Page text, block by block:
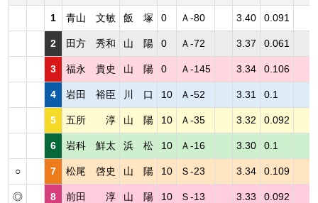
1 青山 文敏 飯 塚 0 Ａ-80 3.40 0.091
2 田方 秀和 山 陽 0 Ａ-72 3.37 0.061
3 福永 貴史 山 陽 0 Ａ-145 3.34 0.106
4 岩田 裕臣 川 口 10 Ａ-52 3.31 0.1
5 五所 淳 山 陽 10 Ａ-35 3.32 0.092
6 岩科 鮮太 浜 松 10 Ａ-16 3.30 0.1
○ 7 松尾 啓史 山 陽 10 Ｓ-23 3.34 0.109
◎ 8 前田 淳 山 陽 10 Ｓ-13 3.33 0.092